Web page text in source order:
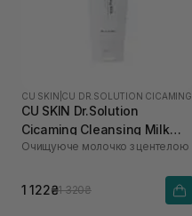
CU SKIN CU DR.SOLUTION CICAMING
CU SKIN Dr.Solution
Cicaming Cleansing Milk
200 мл
Очищуюче молочко з центелою
1 122₴1 320₴